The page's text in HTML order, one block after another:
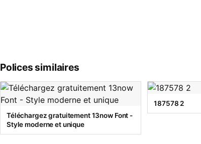
Polices similaires
Téléchargez gratuitement 13now Font -
Style moderne et unique
187578 2